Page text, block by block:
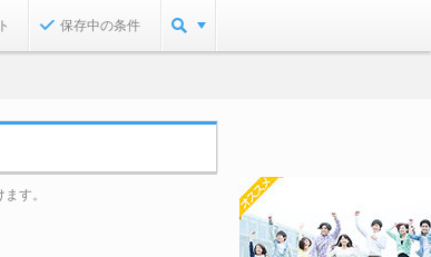
保存中の条件
す。